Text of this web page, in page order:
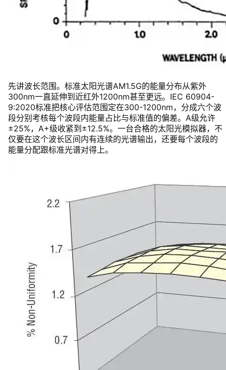
先讲波长范围。标准太阳光谱AM1.5G的能量分布从紫外
300nm一直延伸到近红外1200nm甚至更远。IEC 60904-
9:2020标准把核心评估范围定在300-1200nm，分成六个波
段分别考核每个波段内能量占比与标准值的偏差。A级允许
±25%，A+级收紧到±12.5%。一台合格的太阳光模拟器，不
仅要在这个波长区间内有连续的光谱输出，还要每个波段的
能量分配跟标准光谱对得上。